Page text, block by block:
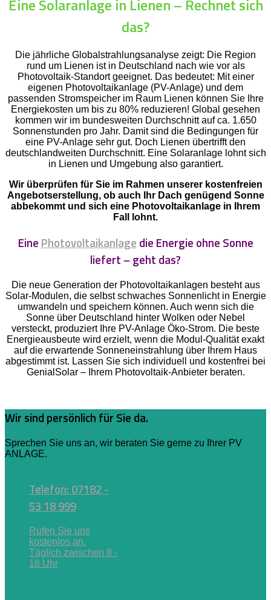
Eine Solaranlage in Lienen – Rechnet sich
das?
Die jährliche Globalstrahlungsanalyse zeigt: Die Region
rund um Lienen ist in Deutschland nach wie vor als
Photovoltaik-Standort geeignet. Das bedeutet: Mit einer
eigenen Photovoltaikanlage (PV-Anlage) und dem
passenden Stromspeicher im Raum Lienen können Sie Ihre
Energiekosten um bis zu 80% reduzieren! Global gesehen
kommen wir im bundesweiten Durchschnitt auf ca. 1.650
Sonnenstunden pro Jahr. Damit sind die Bedingungen für
eine PV-Anlage sehr gut. Doch Lienen übertrifft den
deutschlandweiten Durchschnitt. Eine Solaranlage lohnt sich
in Lienen und Umgebung also garantiert.
Wir überprüfen für Sie im Rahmen unserer kostenfreien
Angebotserstellung, ob auch Ihr Dach genügend Sonne
abbekommt und sich eine Photovoltaikanlage in Ihrem
Fall lohnt.
Eine Photovoltaikanlage die Energie ohne Sonne
liefert – geht das?
Die neue Generation der Photovoltaikanlagen besteht aus
Solar-Modulen, die selbst schwaches Sonnenlicht in Energie
umwandeln und speichern können. Auch wenn sich die
Sonne über Deutschland hinter Wolken oder Nebel
versteckt, produziert Ihre PV-Anlage Öko-Strom. Die beste
Energieausbeute wird erzielt, wenn die Modul-Qualität exakt
auf die erwartende Sonneneinstrahlung über Ihrem Haus
abgestimmt ist. Lassen Sie sich individuell und kostenfrei bei
GenialSolar – Ihrem Photovoltaik-Anbieter beraten.
Wir sind persönlich für Sie da.
Sprechen Sie uns an, wir beraten Sie gerne zu Ihrer PV
ANLAGE.
Telefon: 07182 -
53 18 999
Rufen Sie uns
kostenlos an.
Täglich zwischen 8 -
18 Uhr